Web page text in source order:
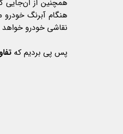
همچنین از آن‌جایی
هنگام آبرنگ خودرو
نقاشی خودرو خواهد
پس پی بردیم که